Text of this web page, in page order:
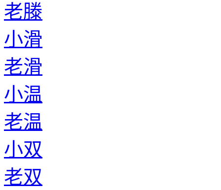
老滕
小滑
老滑
小温
老温
小双
老双